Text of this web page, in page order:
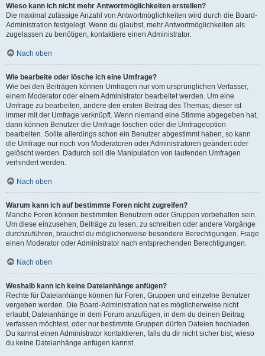
Wieso kann ich nicht mehr Antwortmöglichkeiten erstellen?
Die maximal zulässige Anzahl von Antwortmöglichkeiten wird durch die Board-
Administration festgelegt. Wenn du glaubst, mehr Antwortmöglichkeiten als
zugelassen zu benötigen, kontaktiere einen Administrator.
Nach oben
Wie bearbeite oder lösche ich eine Umfrage?
Wie bei den Beiträgen können Umfragen nur vom ursprünglichen Verfasser,
einem Moderator oder einem Administrator bearbeitet werden. Um eine
Umfrage zu bearbeiten, ändere den ersten Beitrag des Themas; dieser ist
immer mit der Umfrage verknüpft. Wenn niemand eine Stimme abgegeben hat,
dann können Benutzer die Umfrage löschen oder die Umfrageoption
bearbeiten. Sollte allerdings schon ein Benutzer abgestimmt haben, so kann
die Umfrage nur noch von Moderatoren oder Administratoren geändert oder
gelöscht werden. Dadurch soll die Manipulation von laufenden Umfragen
verhindert werden.
Nach oben
Warum kann ich auf bestimmte Foren nicht zugreifen?
Manche Foren können bestimmten Benutzern oder Gruppen vorbehalten sein.
Um diese einzusehen, Beiträge zu lesen, zu schreiben oder andere Vorgänge
durchzuführen, brauchst du möglicherweise besondere Berechtigungen. Frage
einen Moderator oder Administrator nach entsprechenden Berechtigungen.
Nach oben
Weshalb kann ich keine Dateianhänge anfügen?
Rechte für Dateianhänge können für Foren, Gruppen und einzelne Benutzer
vergeben werden. Die Board-Administration hat es möglicherweise nicht
erlaubt, Dateianhänge in dem Forum anzufügen, in dem du deinen Beitrag
verfassen möchtest, oder nur bestimmte Gruppen dürfen Dateien hochladen.
Du kannst einen Administrator kontaktieren, falls du dir nicht sicher bist, wieso
du keine Dateianhänge anfügen kannst.